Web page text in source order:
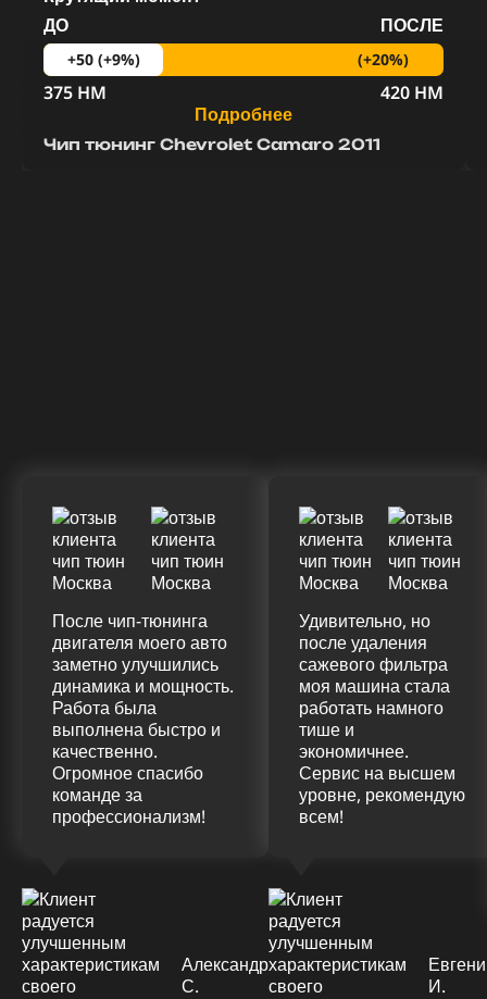
Чип тюнинг Chevrolet Camaro 2011
ДО
ПОСЛЕ
+50 (+9%) (+20%)
375 HM
420 HM
Подробнее
После чип-тюнинга
двигателя моего авто
заметно улучшились
динамика и мощность.
Работа была
выполнена быстро и
качественно.
Огромное спасибо
команде за
профессионализм!
Александр
С.
Удивительно, но
после удаления
сажевого фильтра
моя машина стала
работать намного
тише и
экономичнее.
Сервис на высшем
уровне, рекомендую
всем!
И.